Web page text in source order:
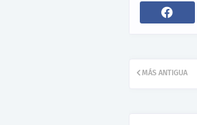
MÁS ANTIGUA